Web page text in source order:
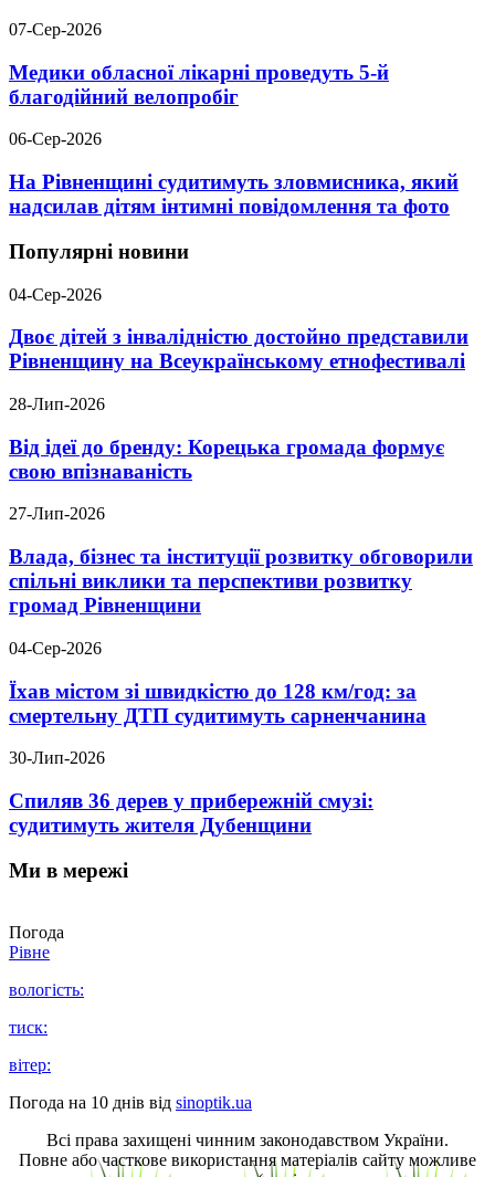
07-Сер-2026
Медики обласної лікарні проведуть 5-й
благодійний велопробіг
06-Сер-2026
На Рівненщині судитимуть зловмисника, який
надсилав дітям інтимні повідомлення та фото
Популярні новини
04-Сер-2026
Двоє дітей з інвалідністю достойно представили
Рівненщину на Всеукраїнському етнофестивалі
28-Лип-2026
Від ідеї до бренду: Корецька громада формує
свою впізнаваність
27-Лип-2026
Влада, бізнес та інституції розвитку обговорили
спільні виклики та перспективи розвитку
громад Рівненщини
04-Сер-2026
Їхав містом зі швидкістю до 128 км/год: за
смертельну ДТП судитимуть сарненчанина
30-Лип-2026
Спиляв 36 дерев у прибережній смузі:
судитимуть жителя Дубенщини
Ми в мережі
Погода
Рівне
вологість:
тиск:
вітер:
Погода на 10 днів від sinoptik.ua
Всі права захищені чинним законодавством України.
Повне або часткове використання матеріалів сайту можливе